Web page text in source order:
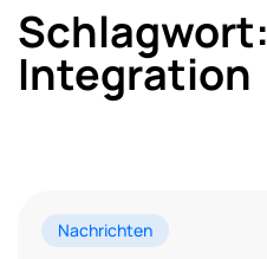
Schlagwort:
Integration
Nachrichten